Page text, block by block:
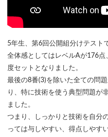
5年生、第6回公開組分けテスト
全体感としてはレベルAが176
度セットとなりました。
最後の8番(3)を除いた全ての問
り、特に技術を使う典型問題が
ました。
つまり、しっかりと技術を自分
っては与しやすい、得点しやす